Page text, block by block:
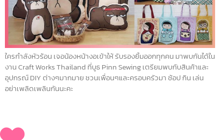
ใครกำลังหัวร้อน เจอน้องหน้างอเข้าให้ รับรองยิ้มออกทุกคน มาพบกันได้ใน
งาน Craft Works Thailand ที่บูธ Pinn Sewing เตรียมพบกับสินค้าและ
อุปกรณ์ DIY ต่างๆมากมาย ชวนเพื่อนๆและครอบครัวมา ช้อป กิน เล่น
อย่าเพลิดเพลินกันนะคะ